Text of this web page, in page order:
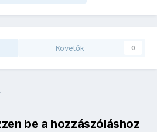
Követők 0
be a hozzászóláshoz